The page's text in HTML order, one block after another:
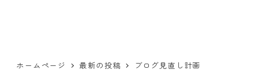
ホームページ 最新の投稿 ブログ見直し計画